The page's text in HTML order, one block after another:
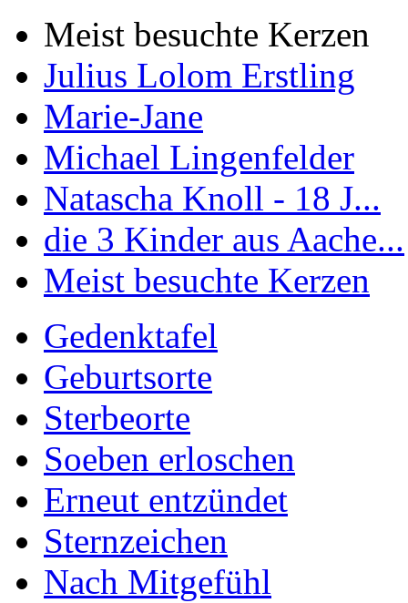
Meist besuchte Kerzen
Julius Lolom Erstling
Marie-Jane
Michael Lingenfelder
Natascha Knoll - 18 J...
die 3 Kinder aus Aache...
Meist besuchte Kerzen
Gedenktafel
Geburtsorte
Sterbeorte
Soeben erloschen
Erneut entzündet
Sternzeichen
Nach Mitgefühl